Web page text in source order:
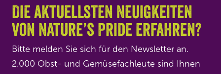
Die aktuellsten Neuigkeiten
von Nature’s Pride erfahren?
Bitte melden Sie sich für den Newsletter an.
2.000 Obst- und Gemüsefachleute sind Ihnen